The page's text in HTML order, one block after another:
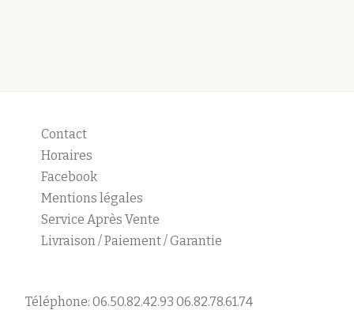
Contact
Horaires
Facebook
Mentions légales
Service Après Vente
Livraison / Paiement / Garantie
Téléphone: 06.50.82.42.93 06.82.78.61.74